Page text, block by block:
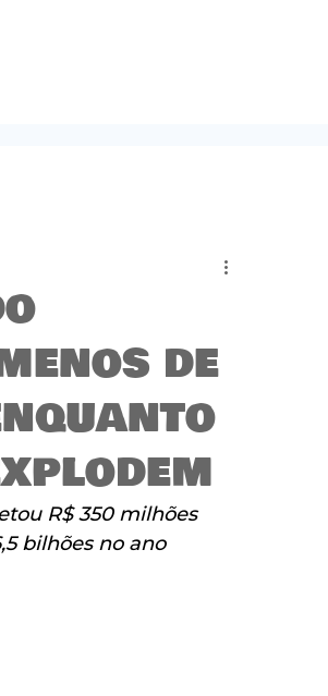
de
R$ 350 milhões
bilhões no ano